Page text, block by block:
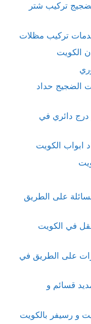
تركيب شتر
تركيب مظلات
الضجيج حداد
درج دائري في
ابواب الكويت
على الطريق
في الكويت
على الطريق في
قسائم و
و رسيفر بالكويت